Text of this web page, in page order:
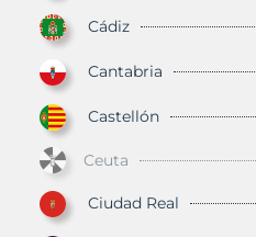
Cádiz
Cantabria
Castellón
Ceuta
Ciudad Real